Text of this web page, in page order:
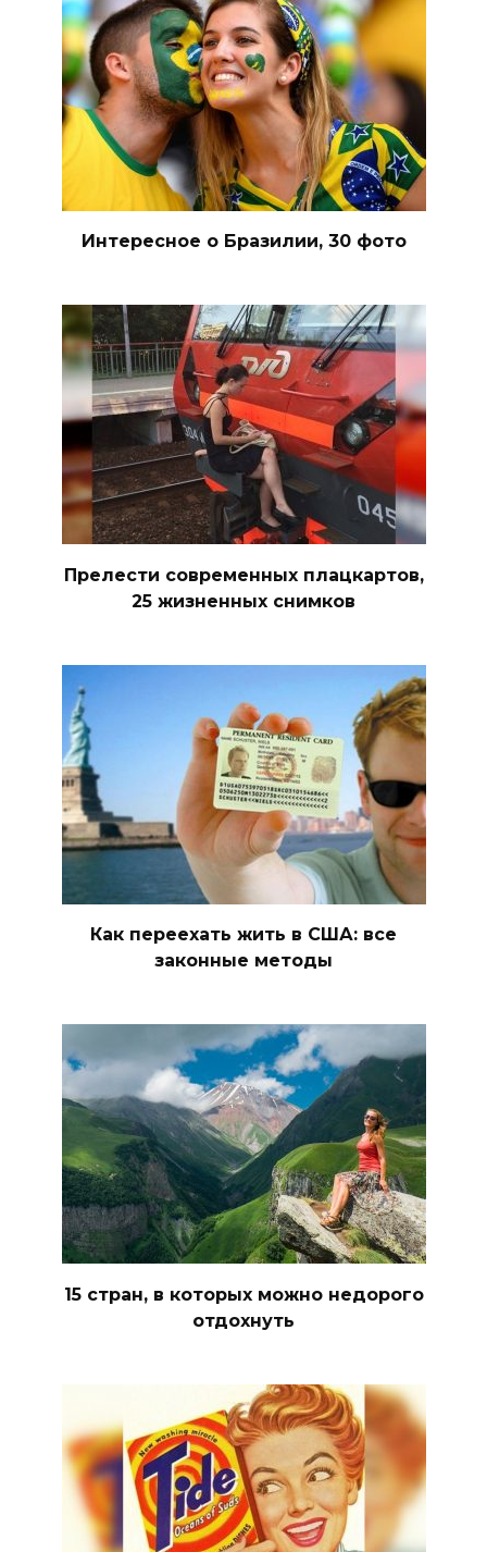
Интересное о Бразилии, 30 фото
Прелести современных плацкартов,
25 жизненных снимков
Как переехать жить в США: все
законные методы
15 стран, в которых можно недорого
отдохнуть